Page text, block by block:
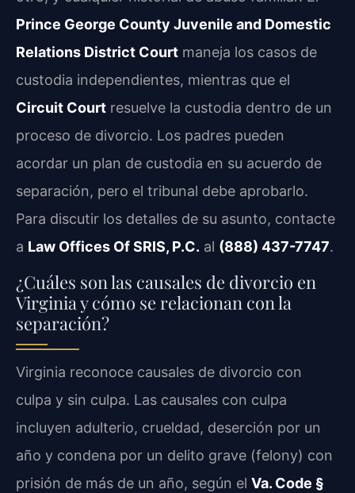
Prince George County Juvenile and Domestic
Relations District Court maneja los casos de
custodia independientes, mientras que el
Circuit Court resuelve la custodia dentro de un
proceso de divorcio. Los padres pueden
acordar un plan de custodia en su acuerdo de
separación, pero el tribunal debe aprobarlo.
Para discutir los detalles de su asunto, contacte
a Law Offices Of SRIS, P.C. al (888) 437-7747.
¿Cuáles son las causales de divorcio en
Virginia y cómo se relacionan con la
separación?
Virginia reconoce causales de divorcio con
culpa y sin culpa. Las causales con culpa
incluyen adulterio, crueldad, deserción por un
año y condena por un delito grave (felony) con
prisión de más de un año, según el Va. Code §